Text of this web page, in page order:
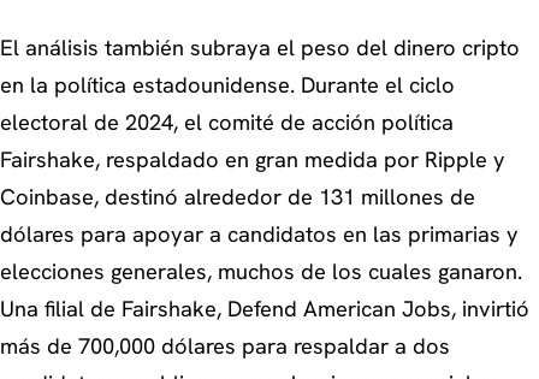
El análisis también subraya el peso del dinero cripto
en la política estadounidense. Durante el ciclo
electoral de 2024, el comité de acción política
Fairshake, respaldado en gran medida por Ripple y
Coinbase, destinó alrededor de 131 millones de
dólares para apoyar a candidatos en las primarias y
elecciones generales, muchos de los cuales ganaron.
Una filial de Fairshake, Defend American Jobs, invirtió
más de 700,000 dólares para respaldar a dos